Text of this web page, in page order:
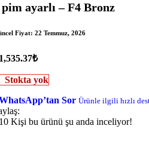
pim ayarlı – F4 Bronz
Fiyat: 22 Temmuz, 2026
₺
Stokta yok
Sor Ürünle ilgili hızlı
Kişi bu ürünü şu anda inceliyor!